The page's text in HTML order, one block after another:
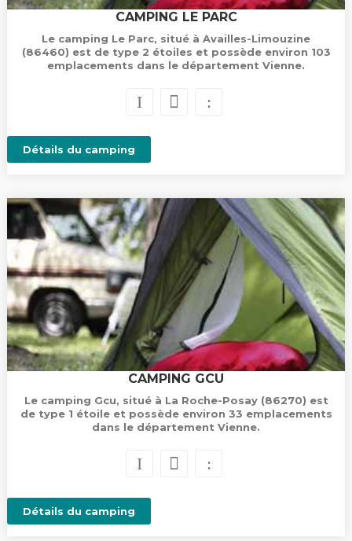
CAMPING LE PARC
Le camping Le Parc, situé à Availles-Limouzine
(86460) est de type 2 étoiles et possède environ 103
emplacements dans le département Vienne.
Détails du camping
CAMPING GCU
Le camping Gcu, situé à La Roche-Posay (86270) est
de type 1 étoile et possède environ 33 emplacements
dans le département Vienne.
Détails du camping